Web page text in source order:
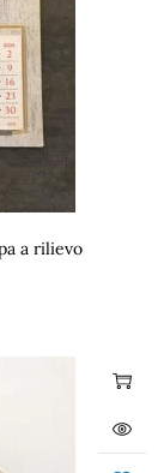
a rilievo